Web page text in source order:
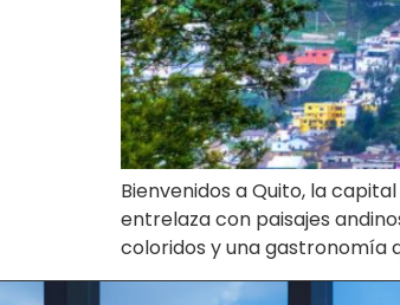
Bienvenidos a Quito, la
entrelaza con paisajes
coloridos y una gastronomía